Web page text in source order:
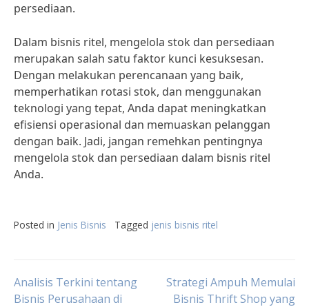
persediaan.
Dalam bisnis ritel, mengelola stok dan persediaan
merupakan salah satu faktor kunci kesuksesan.
Dengan melakukan perencanaan yang baik,
memperhatikan rotasi stok, dan menggunakan
teknologi yang tepat, Anda dapat meningkatkan
efisiensi operasional dan memuaskan pelanggan
dengan baik. Jadi, jangan remehkan pentingnya
mengelola stok dan persediaan dalam bisnis ritel
Anda.
Posted in Jenis Bisnis Tagged jenis bisnis ritel
Post
Analisis Terkini tentang
Bisnis Perusahaan di
Strategi Ampuh Memulai
Bisnis Thrift Shop yang